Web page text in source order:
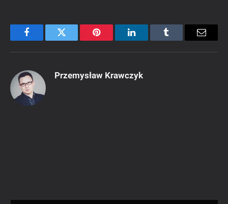
FacebookTwitter Pinterest LinkedInTumblr Email
Przemysław Krawczyk